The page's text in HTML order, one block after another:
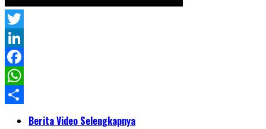
Twitter
LinkedIn
Facebook
WhatsApp
ShareBerita Video Selengkapnya